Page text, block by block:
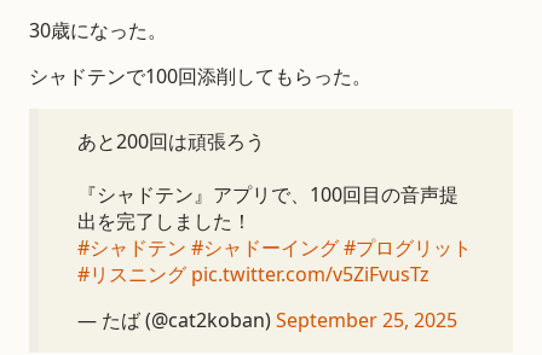
30歳になった。
シャドテンで100回添削してもらった。
あと200回は頑張ろう
『シャドテン』アプリで、100回目の音声提
出を完了しました！
#シャドテン #シャドーイング#プログリット
#リスニング pic.twitter.com/v5ZiFvusTz
— たば (@cat2koban)September 25, 2025